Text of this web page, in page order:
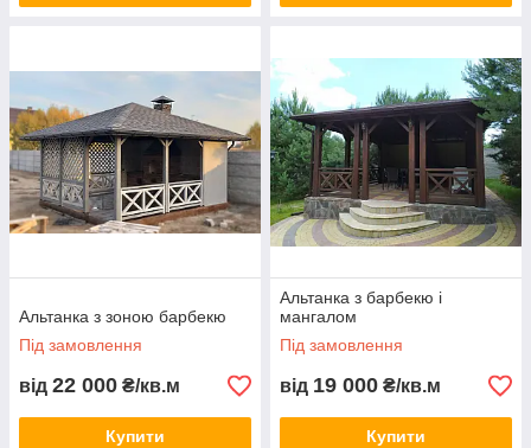
Альтанка з зоною барбекю
Під замовлення
від 22 000 ₴/кв.м
Купити
Альтанка з барбекю і
мангалом
Під замовлення
від 19 000 ₴/кв.м
Купити